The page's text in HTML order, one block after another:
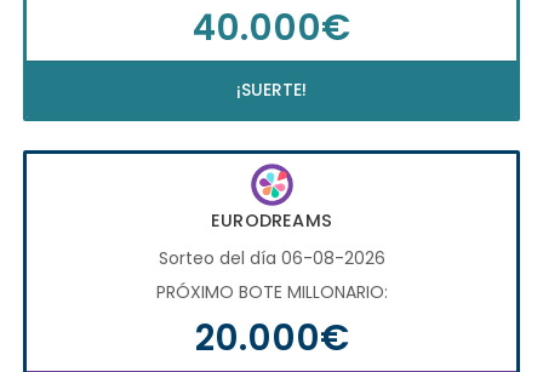
40.000€
¡SUERTE!
EURODREAMS
Sorteo del día 06-08-2026
PRÓXIMO BOTE MILLONARIO:
20.000€